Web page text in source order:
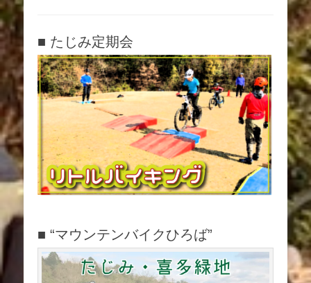
■ たじみ定期会
■ “マウンテンバイクひろば”